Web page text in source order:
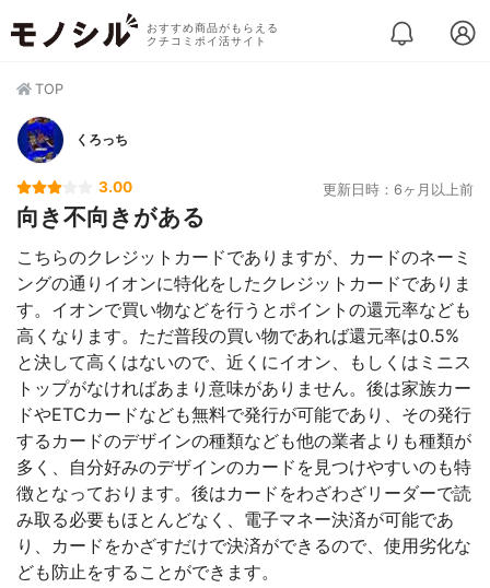
おすすめ商品がもらえる
クチコミポイ活サイト
TOP
くろっち
3.00 更新日時：6ヶ月以上前
向き不向きがある
こちらのクレジットカードでありますが、カードのネーミ
ングの通りイオンに特化をしたクレジットカードでありま
す。イオンで買い物などを行うとポイントの還元率なども
高くなります。ただ普段の買い物であれば還元率は0.5%
と決して高くはないので、近くにイオン、もしくはミニス
トップがなければあまり意味がありません。後は家族カー
ドやETCカードなども無料で発行が可能であり、その発行
するカードのデザインの種類なども他の業者よりも種類が
多く、自分好みのデザインのカードを見つけやすいのも特
徴となっております。後はカードをわざわざリーダーで読
み取る必要もほとんどなく、電子マネー決済が可能であ
り、カードをかざすだけで決済ができるので、使用劣化な
ども防止をすることができます。